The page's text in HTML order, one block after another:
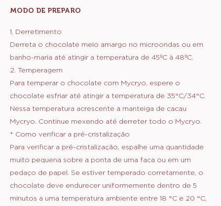
MODO DE PREPARO
1. Derretimento
Derreta o chocolate meio amargo no microondas ou em
banho-maria até atingir a temperatura de 45ºC à 48ºC.
2. Temperagem
Para temperar o chocolate com Mycryo, espere o
chocolate esfriar até atingir a temperatura de 35°C/34°C.
Nessa temperatura acrescente a manteiga de cacau
Mycryo. Continue mexendo até derreter todo o Mycryo.
* Como verificar a pré-cristalização
Para verificar a pré-cristalização, espalhe uma quantidade
muito pequena sobre a ponta de uma faca ou em um
pedaço de papel. Se estiver temperado corretamente, o
chocolate deve endurecer uniformemente dentro de 5
minutos a uma temperatura ambiente entre 18 °C e 20 °C,